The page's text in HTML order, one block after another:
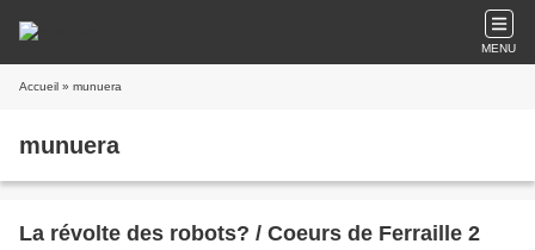
MENU
Accueil » munuera
munuera
La révolte des robots? / Coeurs de Ferraille 2